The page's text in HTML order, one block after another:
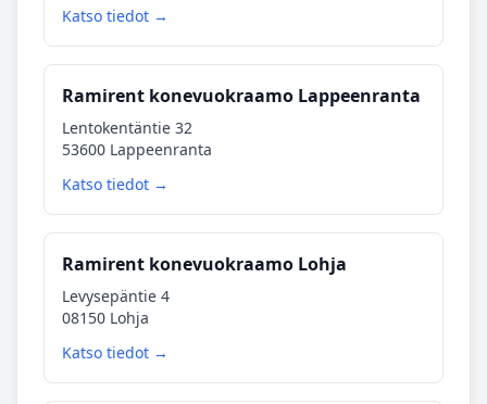
Katso tiedot →
Ramirent konevuokraamo Lappeenranta
Lentokentäntie 32
53600 Lappeenranta
Katso tiedot →
Ramirent konevuokraamo Lohja
Levysepäntie 4
08150 Lohja
Katso tiedot →